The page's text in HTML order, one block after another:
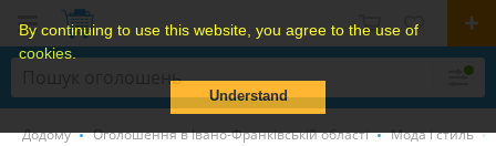
By continuing to use this website, you agree to the use of
cookies.
Understand
Додому Оголошення в Івано-Франківській області Мода і стиль